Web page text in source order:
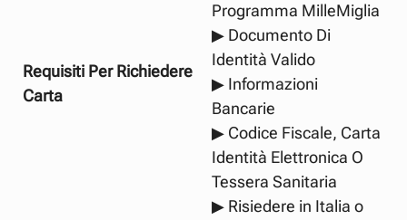
Requisiti Per Richiedere
Carta
Programma MilleMiglia
▶ Documento Di
Identità Valido
▶ Informazioni
Bancarie
▶ Codice Fiscale, Carta
Identità Elettronica O
Tessera Sanitaria
▶ Risiedere in Italia o